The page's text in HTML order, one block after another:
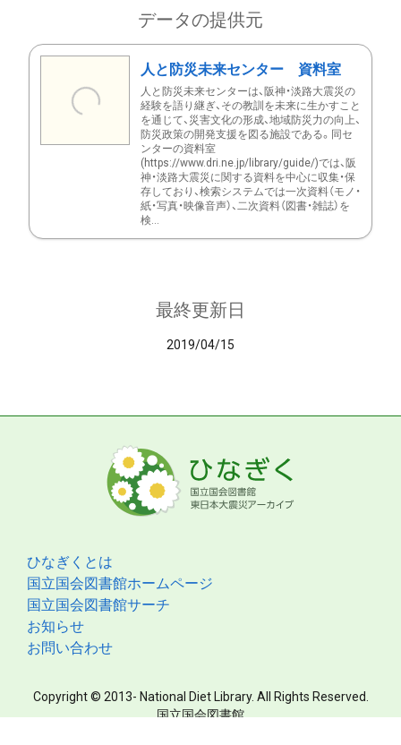
データの提供元
人と防災未来センター 資料室
人と防災未来センターは、阪神・淡路大震災の
経験を語り継ぎ、その教訓を未来に生かすこと
を通じて、災害文化の形成、地域防災力の向上、
防災政策の開発支援を図る施設である。同セ
ンターの資料室
(https://www.dri.ne.jp/library/guide/)では、阪
神・淡路大震災に関する資料を中心に収集・保
存しており、検索システムでは一次資料（モノ・
紙・写真・映像音声）、二次資料（図書・雑誌）を
検...
最終更新日
2019/04/15
ひなぎくとは
国立国会図書館ホームページ
国立国会図書館サーチ
お知らせ
お問い合わせ
Copyright © 2013- National Diet Library. All Rights Reserved.